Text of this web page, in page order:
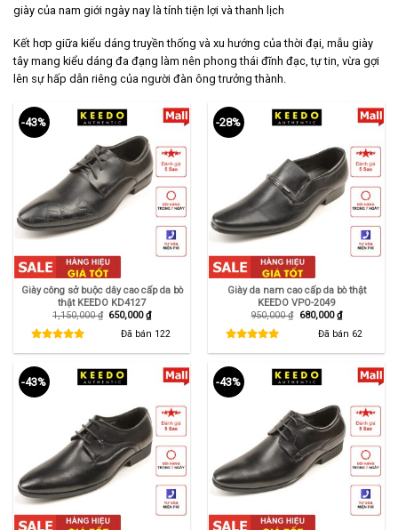
giày của nam giới ngày nay là tính tiện lợi và thanh lịch
Kết hơp giữa kiểu dáng truyền thống và xu hướng của thời đại, mẫu giày
tây mang kiểu dáng đa đạng làm nên phong thái đĩnh đạc, tự tin, vừa gợi
lên sự hấp dẫn riêng của người đàn ông trưởng thành.
-43%
Giày công sở buộc dây cao cấp da bò
thật KEEDO KD4127
1,150,000₫ Giá
650,000₫Giá
hiện
tại
Đã bán 122
-28%
Giày da nam cao cấp da bò thật
KEEDO VPO-2049
950,000₫ Giá
680,000₫Giá
hiện
tại
Đã bán 62
-43% -43%